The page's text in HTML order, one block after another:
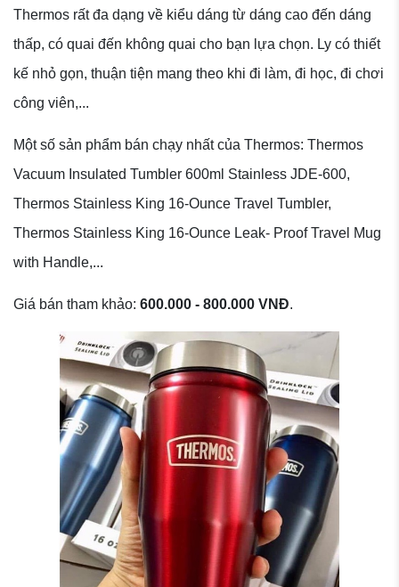
Thermos rất đa dạng về kiểu dáng từ dáng cao đến dáng
thấp, có quai đến không quai cho bạn lựa chọn. Ly có thiết
kế nhỏ gọn, thuận tiện mang theo khi đi làm, đi học, đi chơi
công viên,...
Một số sản phẩm bán chạy nhất của Thermos: Thermos
Vacuum Insulated Tumbler 600ml Stainless JDE-600,
Thermos Stainless King 16-Ounce Travel Tumbler,
Thermos Stainless King 16-Ounce Leak- Proof Travel Mug
with Handle,...
Giá bán tham khảo: 600.000 - 800.000 VNĐ.